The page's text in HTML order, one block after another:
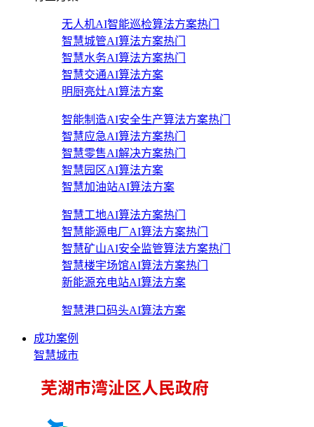
无人机AI智能巡检算法方案热门
智慧城管AI算法方案热门
智慧水务AI算法方案热门
智慧交通AI算法方案
明厨亮灶AI算法方案
智能制造AI安全生产算法方案热门
智慧应急AI算法方案热门
智慧零售AI解决方案热门
智慧园区AI算法方案
智慧加油站AI算法方案
智慧工地AI算法方案热门
智慧能源电厂AI算法方案热门
智慧矿山AI安全监管算法方案热门
智慧楼宇场馆AI算法方案热门
新能源充电站AI算法方案
智慧港口码头AI算法方案
成功案例
智慧城市